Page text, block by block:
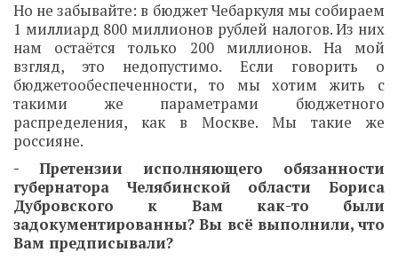
Но не забывайте: в бюджет Чебаркуля мы собираем
1 миллиард 800 миллионов рублей налогов. Из них
нам остаётся только 200 миллионов. На мой
взгляд, это недопустимо. Если говорить о
бюджетообеспеченности, то мы хотим жить с
такими же параметрами бюджетного
распределения, как в Москве. Мы такие же
россияне.
- Претензии исполняющего обязанности
губернатора Челябинской области Бориса
Дубровского к Вам как-то были
задокументированны? Вы всё выполнили, что
Вам предписывали?